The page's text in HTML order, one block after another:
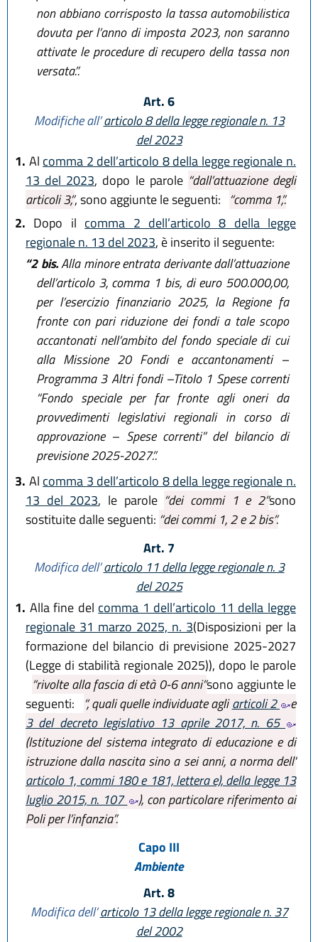
non abbiano corrisposto la tassa automobilistica
dovuta per l’anno di imposta 2023, non saranno
attivate le procedure di recupero della tassa non
versata.”.
Art. 6
Modifiche all’articolo 8 della legge regionale n. 13
del 2023
1. Al comma 2 dell’articolo 8 della legge regionale n.
13 del 2023, dopo le parole “dall’attuazione degli
articoli 3,”, sono aggiunte le seguenti: “comma 1,”.
2. Dopo il comma 2 dell’articolo 8 della legge
regionale n. 13 del 2023, è inserito il seguente:
“2 bis.Alla minore entrata derivante dall’attuazione
dell’articolo 3, comma 1 bis, di euro 500.000,00,
per l’esercizio finanziario 2025, la Regione fa
fronte con pari riduzione dei fondi a tale scopo
accantonati nell’ambito del fondo speciale di cui
alla Missione 20 Fondi e accantonamenti –
Programma 3 Altri fondi –Titolo 1 Spese correnti
“Fondo speciale per far fronte agli oneri da
provvedimenti legislativi regionali in corso di
approvazione – Spese correnti” del bilancio di
previsione 2025-2027.”.
3. Al comma 3 dell’articolo 8 della legge regionale n.
13 del 2023, le parole “dei commi 1 e 2”sono
sostituite dalle seguenti: “dei commi 1, 2 e 2 bis”.
Art. 7
Modifica dell’articolo 11 della legge regionale n. 3
del 2025
1. Alla fine del comma 1 dell’articolo 11 della legge
regionale 31 marzo 2025, n. 3(Disposizioni per la
formazione del bilancio di previsione 2025-2027
(Legge di stabilità regionale 2025)), dopo le parole
“rivolte alla fascia di età 0-6 anni”sono aggiunte le
seguenti: “, quali quelle individuate agliarticoli 2
e
3 del decreto legislativo 13 aprile 2017, n. 65
(Istituzione del sistema integrato di educazione e di
istruzione dalla nascita sino a sei anni, a norma dell'
articolo 1, commi 180 e 181, lettera e), della legge 13
luglio 2015, n. 107
), con particolare riferimento ai
Poli per l’infanzia”.
Capo III
Ambiente
Art. 8
Modifica dell’articolo 13 della legge regionale n. 37
del 2002